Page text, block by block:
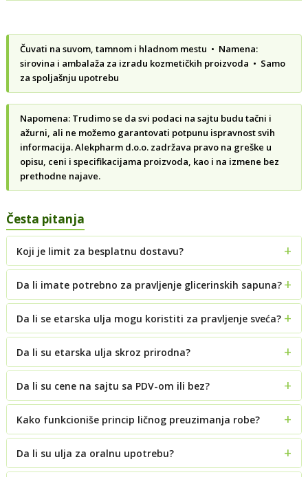
Čuvati na suvom, tamnom i hladnom mestu • Namena:
sirovina i ambalaža za izradu kozmetičkih proizvoda • Samo
za spoljašnju upotrebu
Napomena: Trudimo se da svi podaci na sajtu budu tačni i
ažurni, ali ne možemo garantovati potpunu ispravnost svih
informacija. Alekpharm d.o.o. zadržava pravo na greške u
opisu, ceni i specifikacijama proizvoda, kao i na izmene bez
prethodne najave.
Česta pitanja
Koji je limit za besplatnu dostavu?
Da li imate potrebno za pravljenje glicerinskih sapuna?
Da li se etarska ulja mogu koristiti za pravljenje sveća?
Da li su etarska ulja skroz prirodna?
Da li su cene na sajtu sa PDV-om ili bez?
Kako funkcioniše princip ličnog preuzimanja robe?
Da li su ulja za oralnu upotrebu?